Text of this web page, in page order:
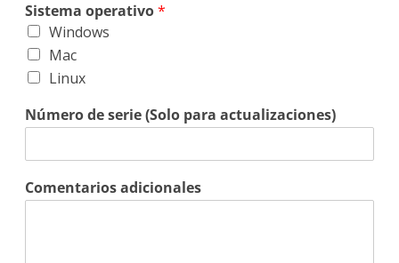
Sistema operativo*
Windows
Mac
Linux
Número de serie (Solo para actualizaciones)
Comentarios adicionales